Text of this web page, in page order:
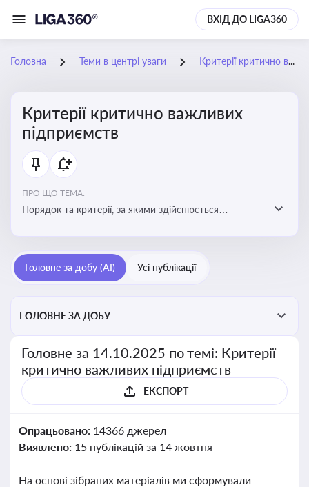
ВХІД ДО LIGA360
Головна Теми в центрі уваги Критерії критично важливих підприємств
Критерії критично важливих
підприємств
ПРО ЩО ТЕМА:
Порядок та критерії, за якими здійснюється
Головне за добу (AI) Усі публікації
ГОЛОВНЕ ЗА ДОБУ
Головне за 14.10.2025 по темі: Критерії
критично важливих підприємств
ЕКСПОРТ
Опрацьовано: 14366 джерел
Виявлено: 15 публікацій за 14 жовтня
На основі зібраних матеріалів ми сформували